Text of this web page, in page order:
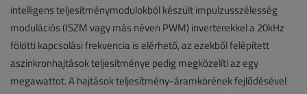
intelligens teljesítménymodulokból készült impulzusszélesség
modulációs (ISZM vagy más néven PWM) inverterekkel a 20kHz
fölötti kapcsolási frekvencia is elérhető, az ezekből felépített
aszinkronhajtások teljesítménye pedig megközelíti az egy
megawattot. A hajtások teljesítmény-áramkörének fejlődésével